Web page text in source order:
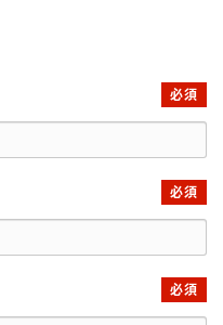
必須
必須
必須